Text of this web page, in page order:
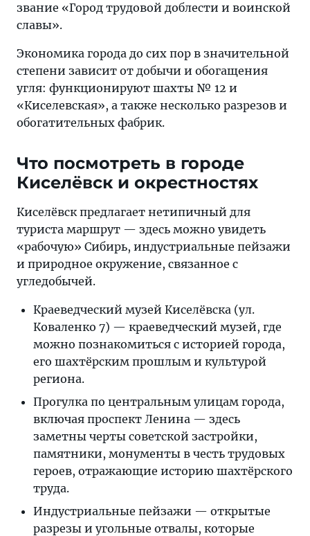
звание «Город трудовой доблести и воинской
славы».
Экономика города до сих пор в значительной
степени зависит от добычи и обогащения
угля: функционируют шахты № 12 и
«Киселевская», а также несколько разрезов и
обогатительных фабрик.
Что посмотреть в городе
Киселёвск и окрестностях
Киселёвск предлагает нетипичный для
туриста маршрут — здесь можно увидеть
«рабочую» Сибирь, индустриальные пейзажи
и природное окружение, связанное с
угледобычей.
Краеведческий музей Киселёвска (ул.
Коваленко 7) — краеведческий музей, где
можно познакомиться с историей города,
его шахтёрским прошлым и культурой
региона.
Прогулка по центральным улицам города,
включая проспект Ленина — здесь
заметны черты советской застройки,
памятники, монументы в честь трудовых
героев, отражающие историю шахтёрского
труда.
Индустриальные пейзажи — открытые
разрезы и угольные отвалы, которые